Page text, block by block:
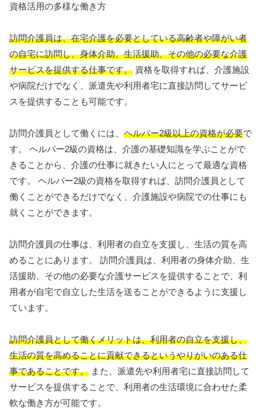
資格活用の多様な働き方
訪問介護員は、在宅介護を必要としている高齢者や障がい者
の自宅に訪問し、身体介助、生活援助、その他の必要な介護
サービスを提供する仕事です。 資格を取得すれば、介護施設
や病院だけでなく、派遣先や利用者宅に直接訪問してサービ
スを提供することも可能です。
訪問介護員として働くには、 ヘルパー2級以上の資格が必要で
す。 ヘルパー2級の資格は、介護の基礎知識を学ぶことがで
きることから、介護の仕事に就きたい人にとって最適な資格
です。 ヘルパー2級の資格を取得すれば、訪問介護員として
働くことができるだけでなく、介護施設や病院での仕事にも
就くことができます。
訪問介護員の仕事は、利用者の自立を支援し、生活の質を高
めることにあります。 訪問介護員は、利用者の身体介助、生
活援助、その他の必要な介護サービスを提供することで、利
用者が自宅で自立した生活を送ることができるように支援し
ています。
訪問介護員として働くメリットは、利用者の自立を支援し、
生活の質を高めることに貢献できるというやりがいのある仕
事であることです。 また、派遣先や利用者宅に直接訪問して
サービスを提供することで、利用者の生活環境に合わせた柔
軟な働き方が可能です。